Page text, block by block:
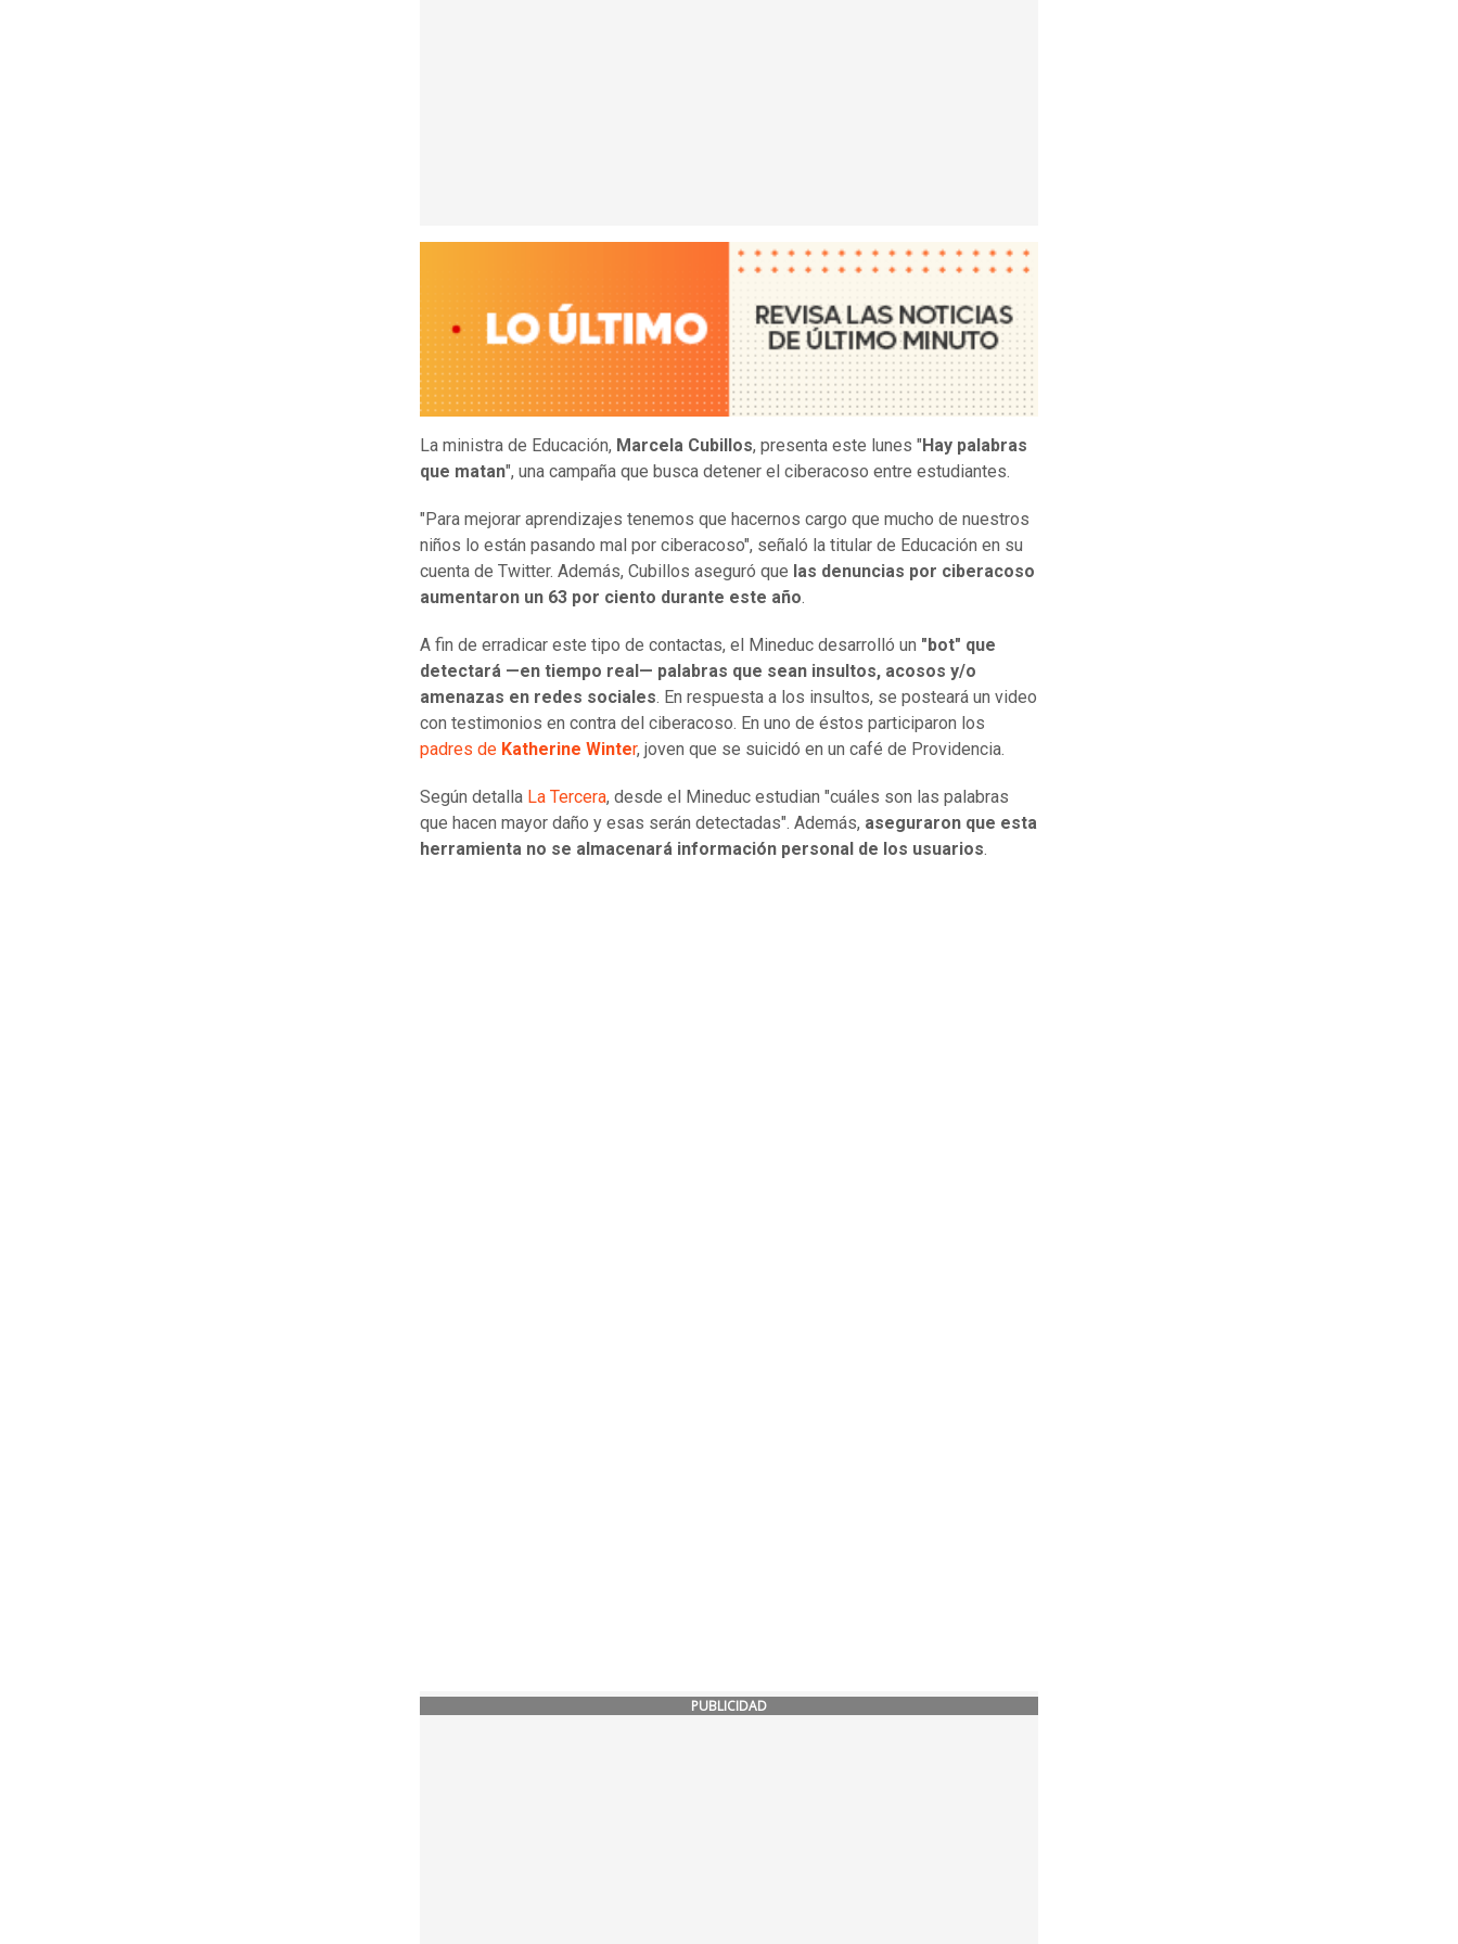
La ministra de Educación, Marcela Cubillos, presenta este lunes " Hay palabras
que matan", una campaña que busca detener el ciberacoso entre estudiantes.
"Para mejorar aprendizajes tenemos que hacernos cargo que mucho de nuestros
niños lo están pasando mal por ciberacoso", señaló la titular de Educación en su
cuenta de Twitter. Además, Cubillos aseguró que las denuncias por ciberacoso
aumentaron un 63 por ciento durante este año.
A fin de erradicar este tipo de contactas, el Mineduc desarrolló un "bot" que
detectará —en tiempo real— palabras que sean insultos, acosos y/o
amenazas en redes sociales. En respuesta a los insultos, se posteará un video
con testimonios en contra del ciberacoso. En uno de éstos participaron los
padres de Katherine Winter, joven que se suicidó en un café de Providencia.
Según detalla La Tercera, desde el Mineduc estudian "cuáles son las palabras
que hacen mayor daño y esas serán detectadas". Además, aseguraron que esta
herramienta no se almacenará información personal de los usuarios.
PUBLICIDAD